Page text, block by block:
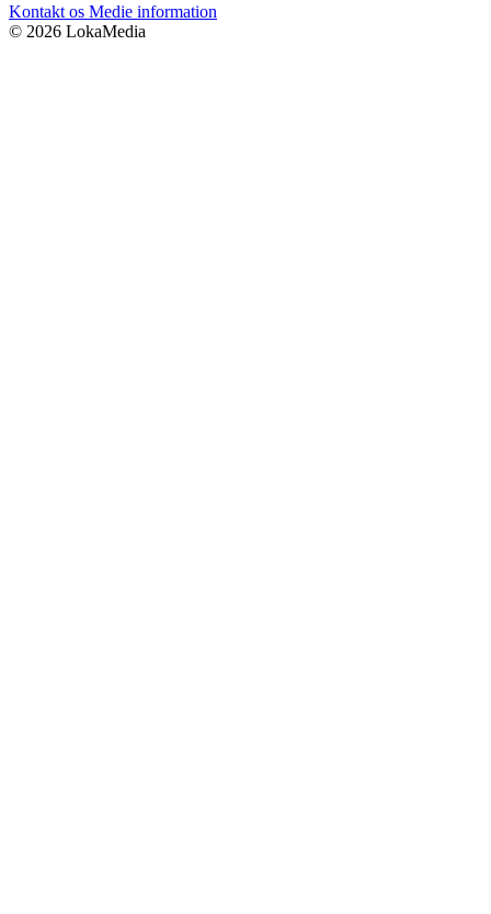
Kontakt os Medie information
© 2026 LokaMedia